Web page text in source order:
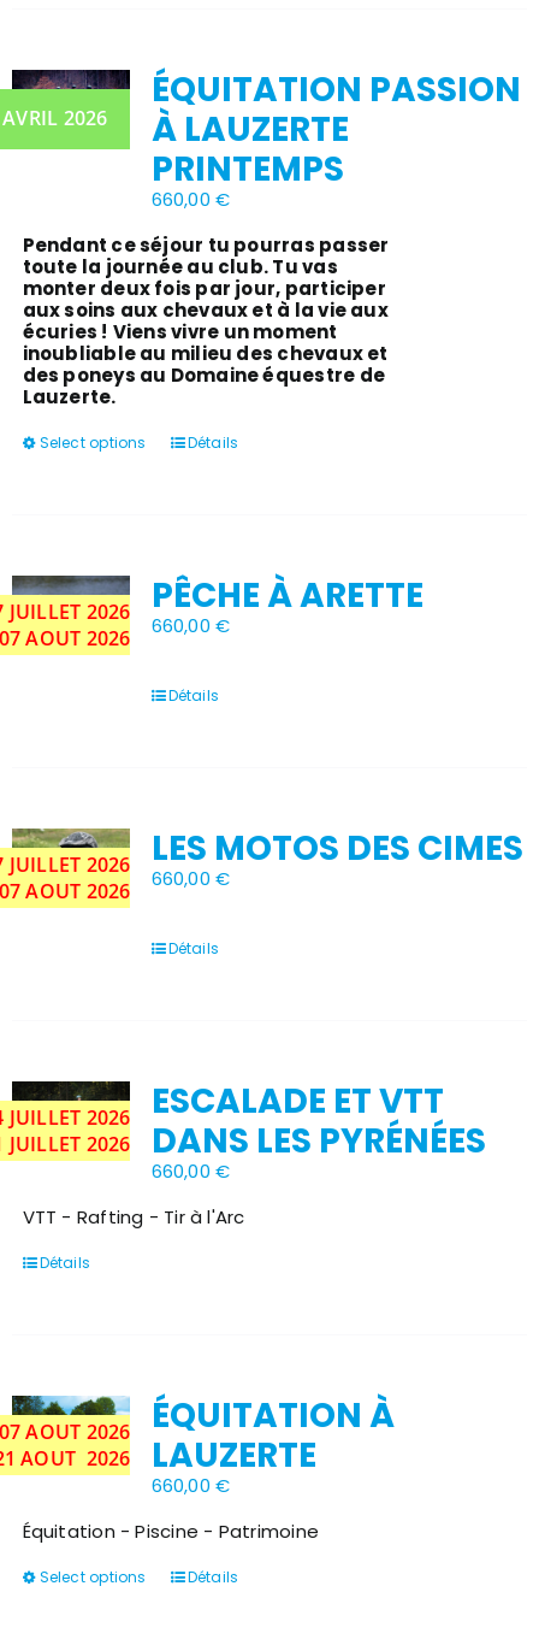
2026
ÉQUITATION PASSION
À LAUZERTE
PRINTEMPS
660,00€
Pendant ce séjour tu pourras passer
toute la journée au club. Tu vas
monter deux fois par jour, participer
aux soins aux chevaux et à la vie aux
écuries ! Viens vivre un moment
inoubliable au milieu des chevaux et
des poneys au Domaine équestre de
Lauzerte.
Select options
Ce
options
peuvent
être
choisies
page
Détails
JUILLET 2026
AOUT 2026
PÊCHE À ARETTE
660,00€
Détails
JUILLET 2026
AOUT 2026
LES MOTOS DES CIMES
660,00€
Détails
JUILLET 2026
JUILLET 2026
ESCALADE ET VTT
DANS LES PYRÉNÉES
660,00€
VTT - Rafting - Tir à l'Arc
Détails
AOUT 2026
AOUT 2026
ÉQUITATION À
LAUZERTE
660,00€
Équitation - Piscine - Patrimoine
Select options
CeDétails